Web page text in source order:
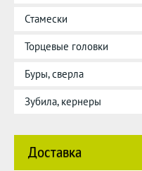
Стамески
Торцевые головки
Буры, сверла
Зубила, кернеры
Доставка